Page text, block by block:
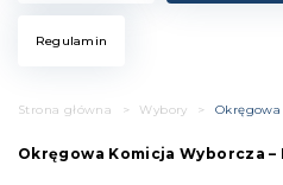
Regulamin
Strona główna > Wybory >
Okręgowa Komicja Wyborcza –